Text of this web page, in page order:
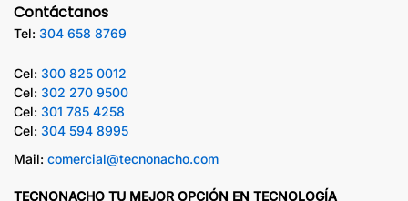
Contáctanos
Tel: 304 658 8769
Cel: 300 825 0012
Cel: 302 270 9500
Cel: 301 785 4258
Cel: 304 594 8995
Mail: comercial@tecnonacho.com
TECNONACHO TU MEJOR OPCIÓN EN TECNOLOGÍA